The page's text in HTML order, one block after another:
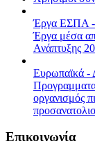
Έργα ΕΣΠΑ
Έργα μέσα
Ανάπτυξης
Ευρωπαϊκά -
Προγραμματα
οργανισμός
Επικοινωνία